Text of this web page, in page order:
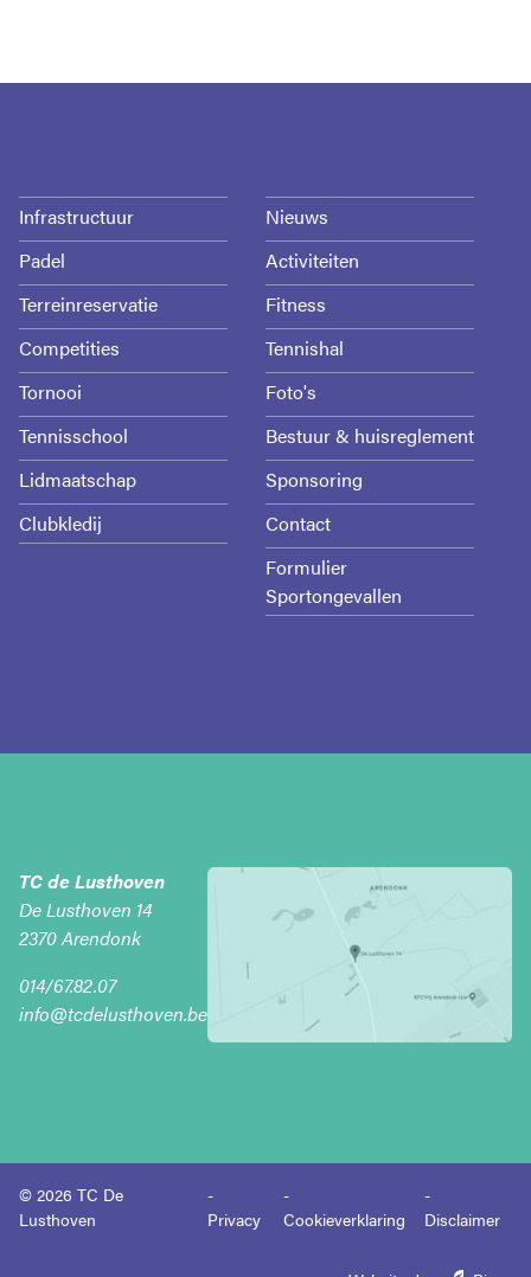
Infrastructuur
Padel
Terreinreservatie
Competities
Tornooi
Tennisschool
Lidmaatschap
Clubkledij
Nieuws
Activiteiten
Fitness
Tennishal
Foto's
Bestuur & huisreglement
Sponsoring
Contact
Formulier
Sportongevallen
TC de Lusthoven
De Lusthoven 14
2370Arendonk
014/67.82.07
info@tcdelusthoven.be
© 2026 TC De
Lusthoven
Privacy Cookieverklaring Disclaimer